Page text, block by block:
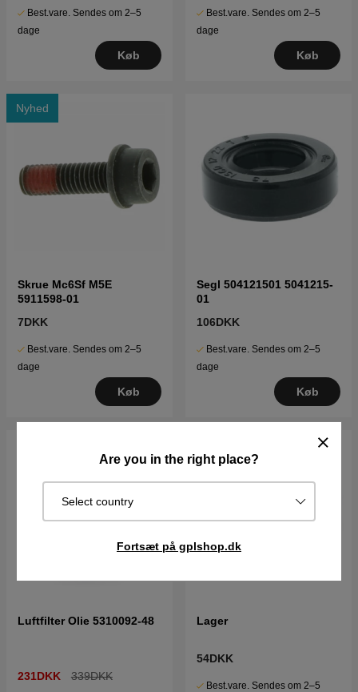
Are you in the right place?
Select country
Fortsæt på gplshop.dk
Best.vare. Sendes om 2–5
dage
Køb
Best.vare. Sendes om 2–5
dage
Køb
Nyhed
Skrue Mc6Sf M5E
5911598-01
7DKK
Best.vare. Sendes om 2–5
dage
Køb
Segl 504121501 5041215-
01
106DKK
Best.vare. Sendes om 2–5
dage
Køb
Luftfilter Olie 5310092-48
231DKK 339DKK
Lager
54DKK
Best.vare. Sendes om 2–5